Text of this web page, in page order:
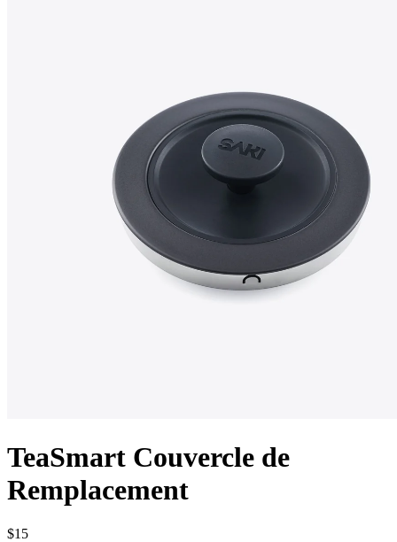
TeaSmart Couvercle de
Remplacement
$15